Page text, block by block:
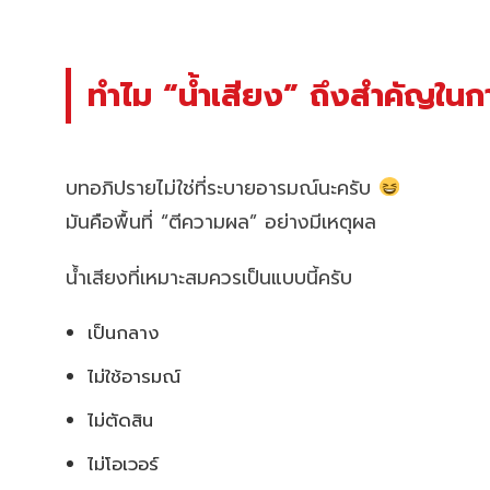
ทำไม “น้ำเสียง” ถึงสำคัญใน
บทอภิปรายไม่ใช่ที่ระบายอารมณ์นะครับ
มันคือพื้นที่ “ตีความผล” อย่างมีเหตุผล
น้ำเสียงที่เหมาะสมควรเป็นแบบนี้ครับ
เป็นกลาง
ไม่ใช้อารมณ์
ไม่ตัดสิน
ไม่โอเวอร์